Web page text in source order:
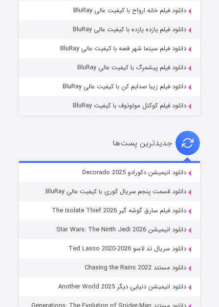
خاندان اژدها فصل ۳
جادوگری در مغولستان
دانلود فیلم خانه ارواح با کیفیت عالی BluRay
دانلود فیلم یازده یازده با کیفیت عالی BluRay
دانلود فیلم سینما شهر قصه با کیفیت عالی BluRay
دانلود فیلم پیشمرگ با کیفیت عالی BluRay
دانلود فیلم زیبا صدایم کن با کیفیت عالی BluRay
دانلود فیلم کوکتل مولوتوف با کیفیت BluRay
جدیدترین پست‌ها
دانلود انیمیشن دکورادو Decorado 2025
دانلود قسمت پنجم سریال کوری با کیفیت عالی BluRay
دانلود فیلم سارق گوشه گیر The Isolate Thief 2026
دانلود انیمیشن Star Wars: The Ninth Jedi 2026
دانلود سریال تد لاسو Ted Lasso 2020-2026
دانلود مستند Chasing the Rains 2022
دانلود انیمیشن دنیایی دیگر Another World 2025